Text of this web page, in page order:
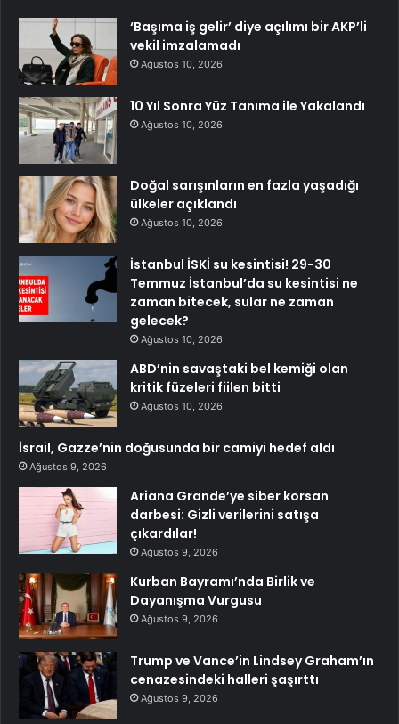
‘Başıma iş gelir’ diye açılımı bir AKP’li
vekil imzalamadı
Ağustos 10, 2026
10 Yıl Sonra Yüz Tanıma ile Yakalandı
Ağustos 10, 2026
Doğal sarışınların en fazla yaşadığı
ülkeler açıklandı
Ağustos 10, 2026
İstanbul İSKİ su kesintisi! 29-30
Temmuz İstanbul’da su kesintisi ne
zaman bitecek, sular ne zaman
gelecek?
Ağustos 10, 2026
ABD’nin savaştaki bel kemiği olan
kritik füzeleri fiilen bitti
Ağustos 10, 2026
İsrail, Gazze’nin doğusunda bir camiyi hedef aldı
Ağustos 9, 2026
Ariana Grande’ye siber korsan
darbesi: Gizli verilerini satışa
çıkardılar!
Ağustos 9, 2026
Kurban Bayramı’nda Birlik ve
Dayanışma Vurgusu
Ağustos 9, 2026
Trump ve Vance’in Lindsey Graham’ın
cenazesindeki halleri şaşırttı
Ağustos 9, 2026